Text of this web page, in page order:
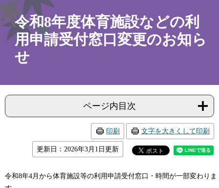
文
令和8年度体育施設などの利
用申請受付窓口変更のお知ら
せ
ページ内目次
印刷 文字を大きくして印刷
更新日：2026年3月1日更新
令和8年4月から体育施設等の利用申請受付窓口・時間が一部変わりま